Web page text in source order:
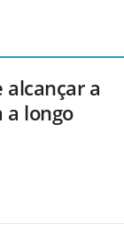
a
a longo